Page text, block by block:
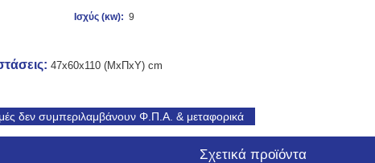
Ισχύς (κw): 9
47x60x110 (ΜxΠxΥ) cm
δεν συμπεριλαμβάνουν Φ.Π.Α. & μεταφορικά
Σχετικά προϊόντα